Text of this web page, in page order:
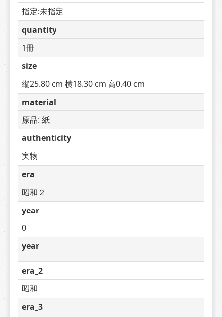
指定:未指定
quantity
1冊
size
縦25.80 cm 横18.30 cm 高0.40 cm
material
原品: 紙
authenticity
実物
era
昭和２
year
0
year
era_2
昭和
era_3